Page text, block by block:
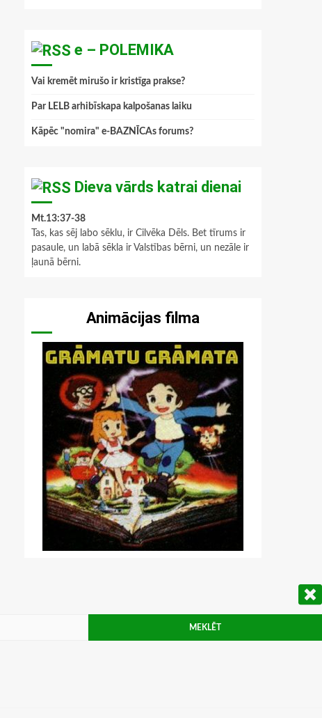
e – POLEMIKA
Vai kremēt mirušo ir kristīga prakse?
Par LELB arhibīskapa kalpošanas laiku
Kāpēc "nomira" e-BAZNĪCAs forums?
Dieva vārds katrai dienai
Mt.13:37-38
Tas, kas sēj labo sēklu, ir Cilvēka Dēls. Bet tīrums ir
pasaule, un labā sēkla ir Valstības bērni, un nezāle ir
ļaunā bērni.
Animācijas filma